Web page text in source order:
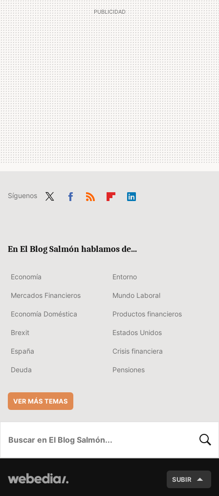
Síguenos
En El Blog Salmón hablamos de...
Economía Entorno
Mercados Financieros Mundo Laboral
Economía Doméstica Productos financieros
Brexit Estados Unidos
España Crisis financiera
Deuda Pensiones
VER MÁS TEMAS
SUBIR